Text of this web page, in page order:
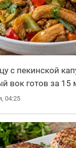
с пекинской
вок готов за 15
04:25